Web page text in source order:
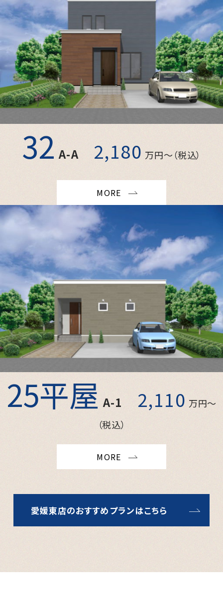
32 A-A 2,180 万円〜（税込）
MORE
25平屋 A-1 2,110 万円〜
（税込）
MORE
愛媛東店のおすすめプランはこちら